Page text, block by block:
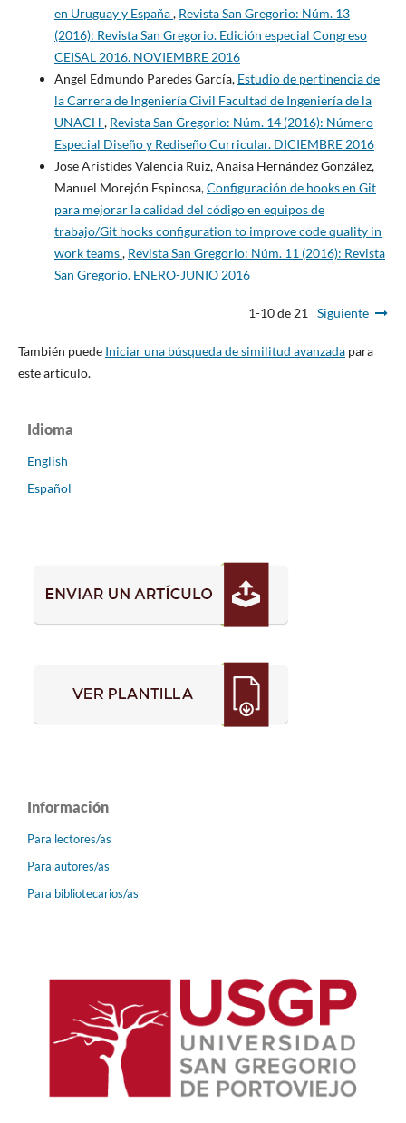
en Uruguay y España, Revista San Gregorio: Núm. 13
(2016): Revista San Gregorio. Edición especial Congreso
CEISAL 2016. NOVIEMBRE 2016
Angel Edmundo Paredes García, Estudio de pertinencia de
la Carrera de Ingeniería Civil Facultad de Ingeniería de la
UNACH , Revista San Gregorio: Núm. 14 (2016): Número
Especial Diseño y Rediseño Curricular. DICIEMBRE 2016
Jose Aristides Valencia Ruiz, Anaisa Hernández González,
Manuel Morejón Espinosa,Configuración de hooks en Git
para mejorar la calidad del código en equipos de
trabajo/Git hooks configuration to improve code quality in
work teams, Revista San Gregorio: Núm. 11 (2016): Revista
San Gregorio. ENERO-JUNIO 2016
1-10 de 21 Siguiente
También puede Iniciar una búsqueda de similitud avanzadapara
este artículo.
Idioma
English
Español
Información
Para lectores/as
Para autores/as
Para bibliotecarios/as